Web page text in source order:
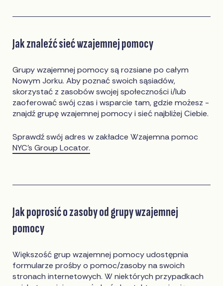
Jak znaleźć sieć wzajemnej pomocy
Grupy wzajemnej pomocy są rozsiane po całym
Nowym Jorku. Aby poznać swoich sąsiadów,
skorzystać z zasobów swojej społeczności i/lub
zaoferować swój czas i wsparcie tam, gdzie możesz -
znajdź grupę wzajemnej pomocy i sieć najbliżej Ciebie.
Sprawdź swój adres w zakładce Wzajemna pomoc
NYC’s Group Locator.
Jak poprosić o zasoby od grupy wzajemnej
pomocy
Większość grup wzajemnej pomocy udostępnia
formularze prośby o pomoc/zasoby na swoich
stronach internetowych. W niektórych przypadkach